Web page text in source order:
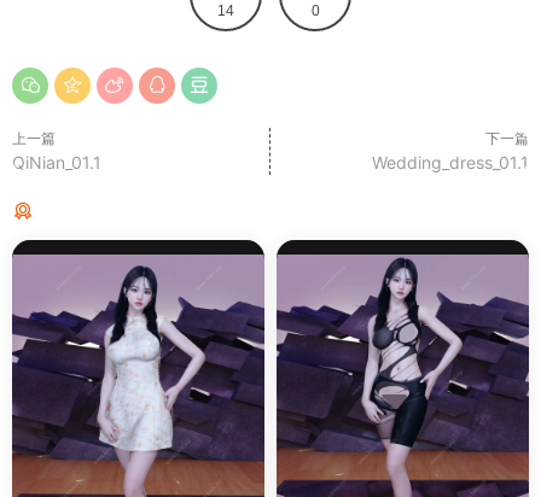
14 0
上一篇
QiNian_01.1
下一篇
Wedding_dress_01.1